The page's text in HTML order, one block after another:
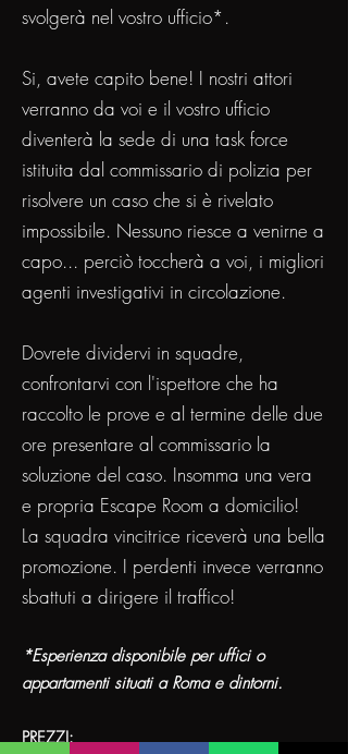
svolgerà nel vostro ufficio*.
Si, avete capito bene! I nostri attori
verranno da voi e il vostro ufficio
diventerà la sede di una task force
istituita dal commissario di polizia per
risolvere un caso che si è rivelato
impossibile. Nessuno riesce a venirne a
capo... perciò toccherà a voi, i migliori
agenti investigativi in circolazione.
Dovrete dividervi in squadre,
confrontarvi con l'ispettore che ha
raccolto le prove e al termine delle due
ore presentare al commissario la
soluzione del caso. Insomma una vera
e propria Escape Room a domicilio!
La squadra vincitrice riceverà una bella
promozione. I perdenti invece verranno
sbattuti a dirigere il traffico!
*Esperienza disponibile per uffici o
appartamenti situati a Roma e dintorni.
PREZZI: